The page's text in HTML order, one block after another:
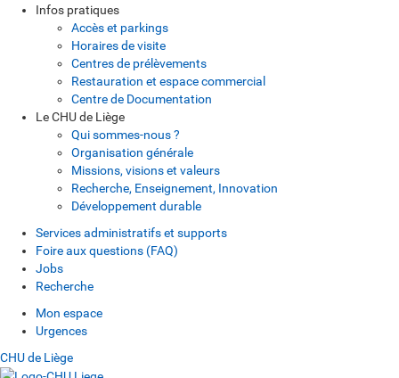
Infos pratiques
Accès et parkings
Horaires de visite
Centres de prélèvements
Restauration et espace commercial
Centre de Documentation
Le CHU de Liège
Qui sommes-nous ?
Organisation générale
Missions, visions et valeurs
Recherche, Enseignement, Innovation
Développement durable
Services administratifs et supports
Foire aux questions (FAQ)
Jobs
Recherche
Mon espace
Urgences
CHU de Liège